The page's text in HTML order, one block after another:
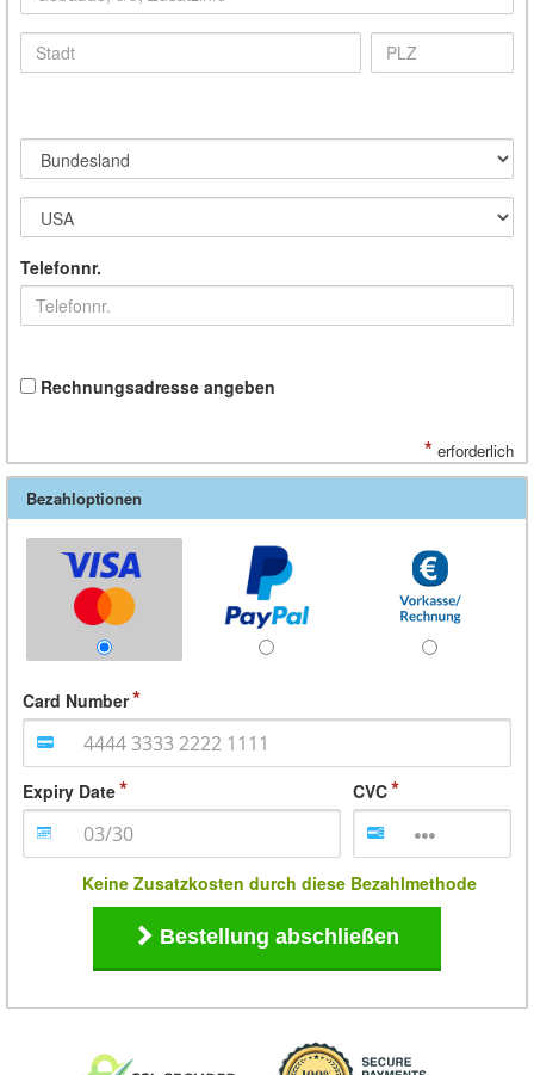
Telefonnr.
Rechnungsadresse angeben
* erforderlich
Bezahloptionen
Card Number
Expiry Date CVC
Keine Zusatzkosten durch diese Bezahlmethode
Bestellung abschließen